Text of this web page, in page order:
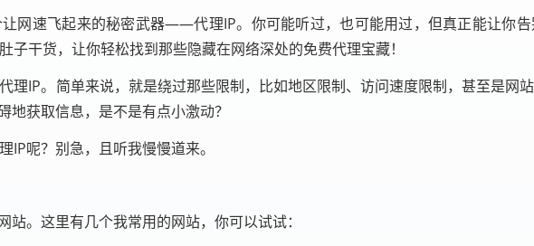
网速飞起来的秘密武器——代理IP。你可能听过，也可能用过，但真正能让你
子干货，让你轻松找到那些隐藏在网络深处的免费代理宝藏！
理IP。简单来说，就是绕过那些限制，比如地区限制、访问速度限制，甚至是网
地获取信息，是不是有点小激动？
IP呢？别急，且听我慢慢道来。
。这里有几个我常用的网站，你可以试试：